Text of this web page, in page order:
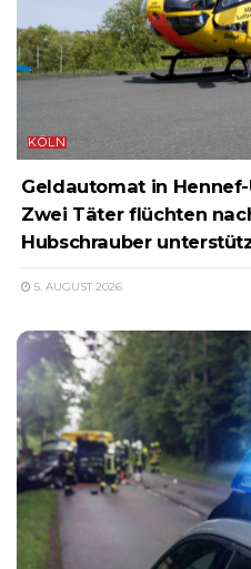
KÖLN
Geldautomat in
Zwei Täter flüchten
Hubschrauber
5. AUGUST 2026